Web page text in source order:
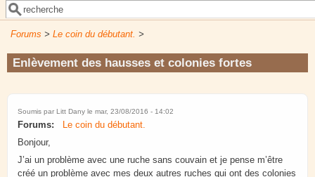
Formulaire de recherche
Rechercher
Forums > Le coin du débutant. >
Enlèvement des hausses et colonies fortes
Soumis par Litt Dany le mar, 23/08/2016 - 14:02
Forums:
Le coin du débutant.
Bonjour,
J’ai un problème avec une ruche sans couvain et je pense m’être
créé un problème avec mes deux autres ruches qui ont des colonies